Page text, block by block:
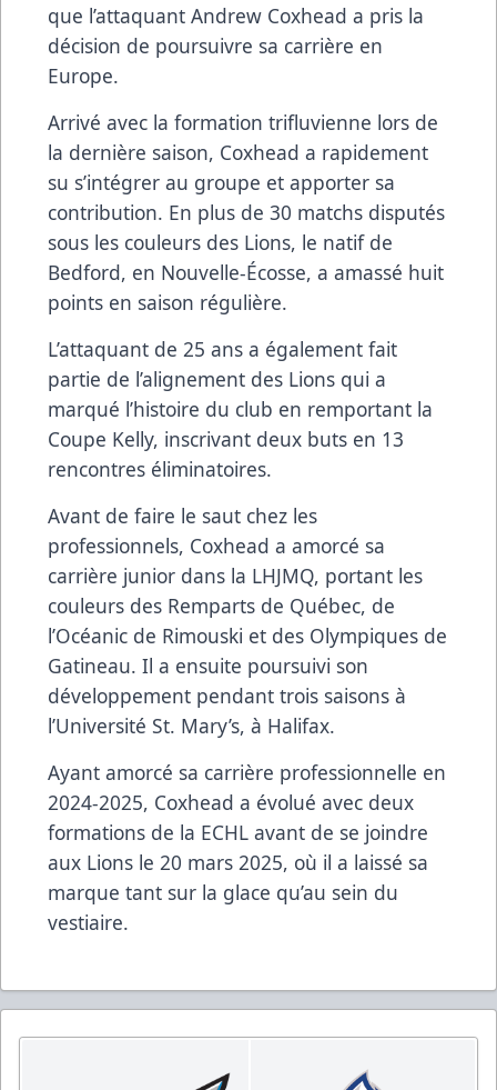
que l’attaquant Andrew Coxhead a pris la
décision de poursuivre sa carrière en
Europe.
Arrivé avec la formation trifluvienne lors de
la dernière saison, Coxhead a rapidement
su s’intégrer au groupe et apporter sa
contribution. En plus de 30 matchs disputés
sous les couleurs des Lions, le natif de
Bedford, en Nouvelle-Écosse, a amassé huit
points en saison régulière.
L’attaquant de 25 ans a également fait
partie de l’alignement des Lions qui a
marqué l’histoire du club en remportant la
Coupe Kelly, inscrivant deux buts en 13
rencontres éliminatoires.
Avant de faire le saut chez les
professionnels, Coxhead a amorcé sa
carrière junior dans la LHJMQ, portant les
couleurs des Remparts de Québec, de
l’Océanic de Rimouski et des Olympiques de
Gatineau. Il a ensuite poursuivi son
développement pendant trois saisons à
l’Université St. Mary’s, à Halifax.
Ayant amorcé sa carrière professionnelle en
2024-2025, Coxhead a évolué avec deux
formations de la ECHL avant de se joindre
aux Lions le 20 mars 2025, où il a laissé sa
marque tant sur la glace qu’au sein du
vestiaire.